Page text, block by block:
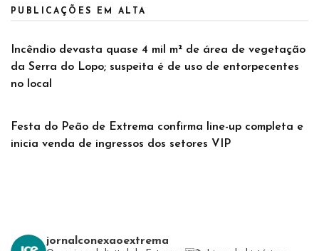
PUBLICAÇÕES EM ALTA
Incêndio devasta quase 4 mil m² de área de vegetação
da Serra do Lopo; suspeita é de uso de entorpecentes
no local
Festa do Peão de Extrema confirma line-up completa e
inicia venda de ingressos dos setores VIP
jornalconexaoextrema